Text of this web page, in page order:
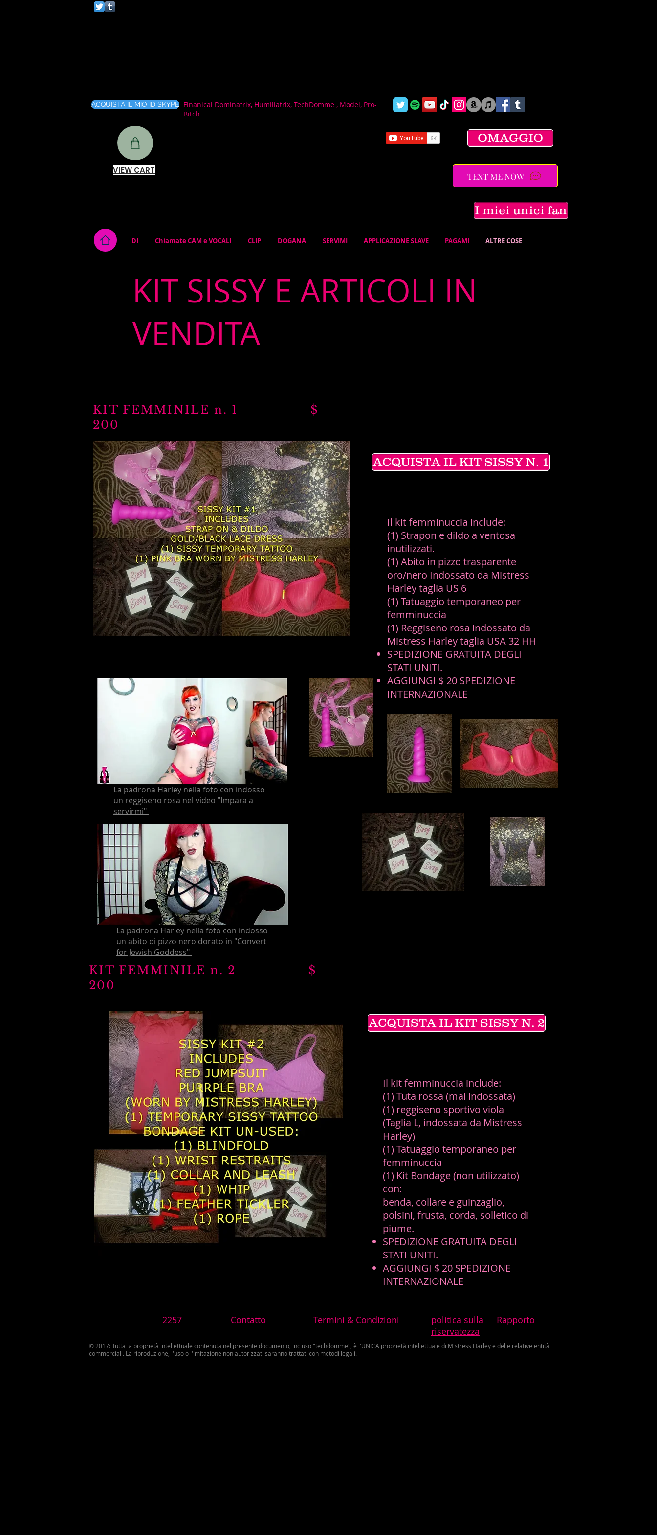
ACQUISTA IL MIO ID SKYPE
VIEW CART
Finanical Dominatrix, Humiliatrix, TechDomme , Model, Pro-
Bitch
OMAGGIO
TEXT ME NOW
I miei unici fan
DI Chiamate CAM e VOCALI CLIP DOGANA SERVIMI APPLICAZIONE SLAVE PAGAMI ALTRE COSE
KIT SISSY E ARTICOLI IN
VENDITA
KIT FEMMINILE n. 1 $
200
ACQUISTA IL KIT SISSY N. 1
Il kit femminuccia include:
(1) Strapon e dildo a ventosa
inutilizzati.
(1) Abito in pizzo trasparente
oro/nero Indossato da Mistress
Harley taglia US 6
(1) Tatuaggio temporaneo per
femminuccia
(1) Reggiseno rosa indossato da
Mistress Harley taglia USA 32 HH
SPEDIZIONE GRATUITA DEGLI
STATI UNITI.
AGGIUNGI $ 20 SPEDIZIONE
INTERNAZIONALE
La padrona Harley nella foto con indosso
un reggiseno rosa nel video "Impara a
servirmi"
La padrona Harley nella foto con indosso
un abito di pizzo nero dorato in "Convert
for Jewish Goddess"
KIT FEMMINILE n. 2 $
200
ACQUISTA IL KIT SISSY N. 2
Il kit femminuccia include:
(1) Tuta rossa (mai indossata)
(1) reggiseno sportivo viola
(Taglia L, indossata da Mistress
Harley)
(1) Tatuaggio temporaneo per
femminuccia
(1) Kit Bondage (non utilizzato)
con:
benda, collare e guinzaglio,
polsini, frusta, corda, solletico di
piume.
SPEDIZIONE GRATUITA DEGLI
STATI UNITI.
AGGIUNGI $ 20 SPEDIZIONE
INTERNAZIONALE
2257 Contatto Termini & Condizioni
politica sulla
riservatezza
Rapporto
© 2017: Tutta la proprietà intellettuale contenuta nel presente documento, incluso "techdomme", è l'UNICA proprietà intellettuale di Mistress Harley e delle relative entità
commerciali. La riproduzione, l'uso o l'imitazione non autorizzati saranno trattati con metodi legali.